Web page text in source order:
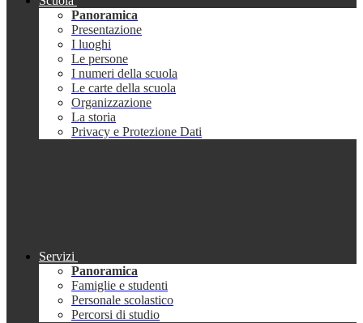
Panoramica
Presentazione
I luoghi
Le persone
I numeri della scuola
Le carte della scuola
Organizzazione
La storia
Privacy e Protezione Dati
Servizi
Panoramica
Famiglie e studenti
Personale scolastico
Percorsi di studio